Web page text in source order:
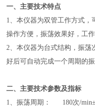
一、主要技术特点
1、本仪器为双管工作方式，
操作方便，振荡效果好，工作
2、本仪器为台式结构，振荡
好后可自动完成一个周期的振
二、主要技术参数及指标
1、振荡周期： 180次/